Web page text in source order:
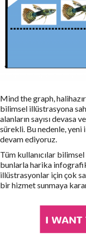
Mind the graph,
bilimsel illüstrasyona
alanların sayısı devasa
sürekli. Bu nedenle,
devam ediyoruz.
Tüm kullanıcılar
bunlarla harika
illüstrasyonlar için çok
bir hizmet sunmaya